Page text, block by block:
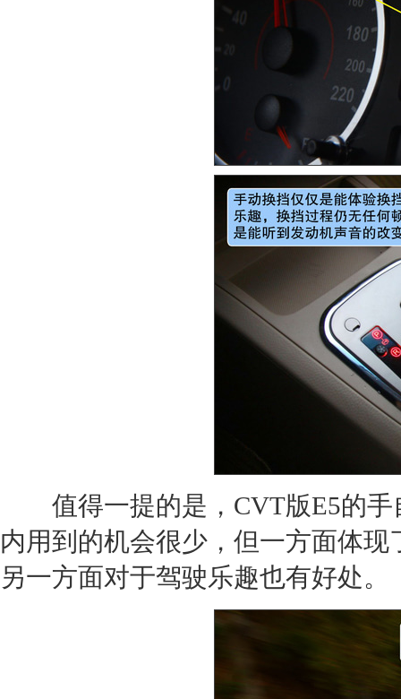
值得一提的是，CVT版E5的手
内用到的机会很少，但一方面体现
另一方面对于驾驶乐趣也有好处。